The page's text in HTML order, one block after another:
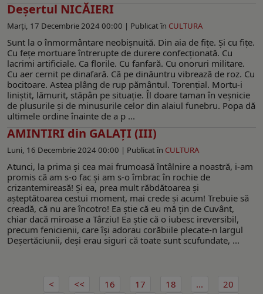
Deșertul NICĂIERI
Marți, 17 Decembrie 2024 00:00 | Publicat în CULTURA
Sunt la o înmormântare neobişnuită. Din aia de fiţe. Şi cu fiţe.
Cu feţe mortuare întrerupte de durere confecţionată. Cu
lacrimi artificiale. Ca florile. Cu fanfară. Cu onoruri militare.
Cu aer cernit pe dinafară. Că pe dinăuntru vibrează de roz. Cu
bocitoare. Astea plâng de rup pământul. Torenţial. Mortu-i
liniştit, lămurit, stăpân pe situaţie. Îl doare taman în veşnicie
de plusurile şi de minusurile celor din alaiul funebru. Popa dă
ultimele ordine înainte de a p ...
AMINTIRI din GALAȚI (III)
Luni, 16 Decembrie 2024 00:00 | Publicat în CULTURA
Atunci, la prima şi cea mai frumoasă întâlnire a noastră, i-am
promis că am s-o fac şi am s-o îmbrac în rochie de
crizantemireasă! Şi ea, prea mult răbdătoarea şi
aşteptătoarea cestui moment, mai crede şi acum! Trebuie să
creadă, că nu are încotro! Ea ştie că eu mă ţin de Cuvânt,
chiar dacă miroase a Târziu! Ea ştie că o iubesc ireversibil,
precum fenicienii, care îşi adorau corăbiile plecate-n largul
Deşertăciunii, deşi erau siguri că toate sunt scufundate, ...
16 17 18 ...
20